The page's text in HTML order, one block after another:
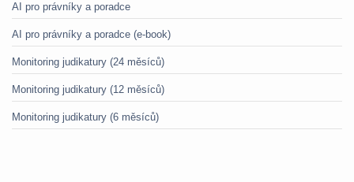
AI pro právníky a poradce
AI pro právníky a poradce (e-book)
Monitoring judikatury (24 měsíců)
Monitoring judikatury (12 měsíců)
Monitoring judikatury (6 měsíců)